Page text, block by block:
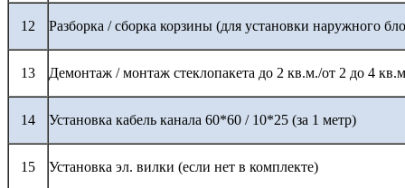
12 Разборка / сборка корзины (для установки наружного
13 Демонтаж / монтаж стеклопакета до 2 кв.м./от 2 до 4
14 Установка кабель канала 60*60 / 10*25 (за 1 метр)
15 Установка эл. вилки (если нет в комплекте)